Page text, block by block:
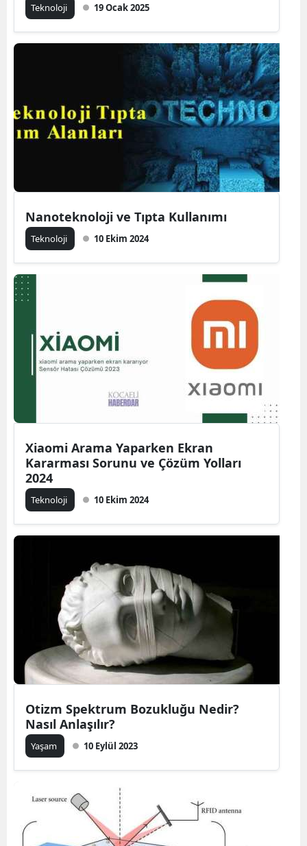
Teknoloji 19 Ocak 2025
Nanoteknoloji ve Tıpta Kullanımı
Teknoloji 10 Ekim 2024
Xiaomi Arama Yaparken Ekran
Kararması Sorunu ve Çözüm Yolları
2024
Teknoloji 10 Ekim 2024
Otizm Spektrum Bozukluğu Nedir?
Nasıl Anlaşılır?
Yaşam 10 Eylül 2023